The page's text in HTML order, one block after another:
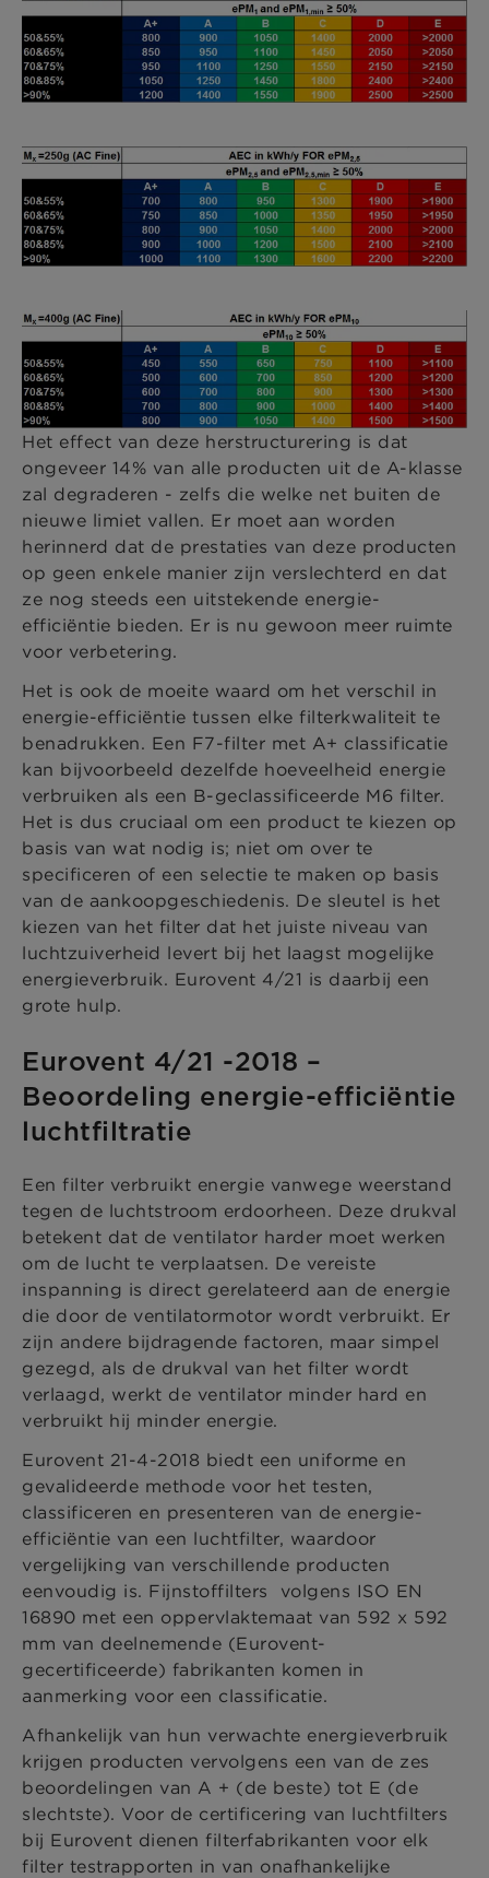
Het effect van deze herstructurering is dat
ongeveer 14% van alle producten uit de A-klasse
zal degraderen - zelfs die welke net buiten de
nieuwe limiet vallen. Er moet aan worden
herinnerd dat de prestaties van deze producten
op geen enkele manier zijn verslechterd en dat
ze nog steeds een uitstekende energie-
efficiëntie bieden. Er is nu gewoon meer ruimte
voor verbetering.
Het is ook de moeite waard om het verschil in
energie-efficiëntie tussen elke filterkwaliteit te
benadrukken. Een F7-filter met A+ classificatie
kan bijvoorbeeld dezelfde hoeveelheid energie
verbruiken als een B-geclassificeerde M6 filter.
Het is dus cruciaal om een product te kiezen op
basis van wat nodig is; niet om over te
specificeren of een selectie te maken op basis
van de aankoopgeschiedenis. De sleutel is het
kiezen van het filter dat het juiste niveau van
luchtzuiverheid levert bij het laagst mogelijke
energieverbruik. Eurovent 4/21 is daarbij een
grote hulp.
Eurovent 4/21 -2018 –
Beoordeling energie-efficiëntie
luchtfiltratie
Een filter verbruikt energie vanwege weerstand
tegen de luchtstroom erdoorheen. Deze drukval
betekent dat de ventilator harder moet werken
om de lucht te verplaatsen. De vereiste
inspanning is direct gerelateerd aan de energie
die door de ventilatormotor wordt verbruikt. Er
zijn andere bijdragende factoren, maar simpel
gezegd, als de drukval van het filter wordt
verlaagd, werkt de ventilator minder hard en
verbruikt hij minder energie.
Eurovent 21-4-2018 biedt een uniforme en
gevalideerde methode voor het testen,
classificeren en presenteren van de energie-
efficiëntie van een luchtfilter, waardoor
vergelijking van verschillende producten
eenvoudig is. Fijnstoffilters volgens ISO EN
16890 met een oppervlaktemaat van 592 x 592
mm van deelnemende (Eurovent-
gecertificeerde) fabrikanten komen in
aanmerking voor een classificatie.
Afhankelijk van hun verwachte energieverbruik
krijgen producten vervolgens een van de zes
beoordelingen van A + (de beste) tot E (de
slechtste). Voor de certificering van luchtfilters
bij Eurovent dienen filterfabrikanten voor elk
filter testrapporten in van onafhankelijke